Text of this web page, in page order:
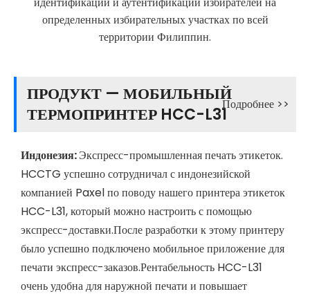
определенных избирательных участках по всей
территории Филиппин.
ПРОДУКТ — МОБИЛЬНЫЙ
ТЕРМОПРИНТЕР HCC-L31Подробнее >>
Индонезия:Экспресс-промышленная печать этикеток.
HCCTG успешно сотрудничал с индонезийской
компанией Paxel по поводу нашего принтера этикеток
HCC-L31, который можно настроить с помощью
экспресс-доставки.После разработки к этому принтеру
было успешно подключено мобильное приложение для
печати экспресс-заказов.Рентабельность HCC-L31
очень удобна для наружной печати и повышает